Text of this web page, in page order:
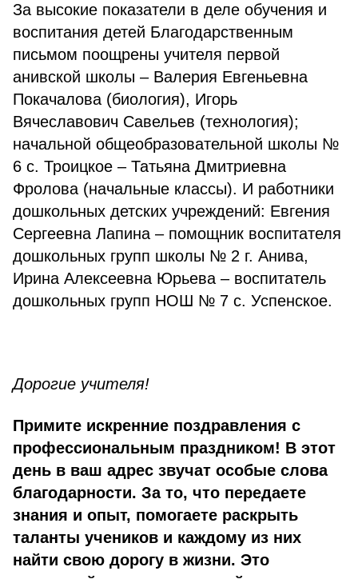
За высокие показатели в деле обучения и
воспитания де­тей Благодарственным
письмом поощрены учителя первой
анивской школы – Валерия Евгеньевна
Покачалова (биология), Игорь
Вячеславович Савельев (технология);
начальной общеоб­разовательной школы №
6 с. Троицкое – Татьяна Дмитриевна
Фролова (начальные классы). И работники
дошкольных детских учреждений: Евгения
Сергеевна Лапина – помощник воспита­теля
дошкольных групп школы № 2 г. Анива,
Ирина Алексеевна Юрьева – воспитатель
дошкольных групп НОШ № 7 с. Успенское.
Дорогие учителя!
Примите искренние поздрав­ления с
профессиональным праздником! В этот
день в ваш адрес звучат особые слова
благодарности. За то, что передаете
знания и опыт, помогаете раскрыть
талан­ты учеников и каждому из них
найти свою дорогу в жизни. Это